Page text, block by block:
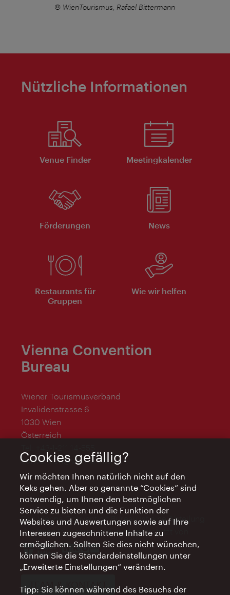
© WienTourismus, Rafael Bittermann
Nützliche Informationen
Venue Finder Meeting­kalender
Förderungen News
Restaurants für
Gruppen
Wie wir helfen
Vienna Convention
Bureau
Wiener Tourismusverband
Invalidenstrasse 6
1030 Wien
Österreich
convention@vienna.info
Das Vienna Convention Bureau ist eine Abteilung
des WienTourismus und wird unterstützt von
TEAM & KONTAKT
Cookies gefällig?
Wir möchten Ihnen natürlich nicht auf den
Keks gehen. Aber so genannte “Cookies” sind
notwendig, um Ihnen den bestmöglichen
Service zu bieten und die Funktion der
Websites und Auswertungen sowie auf Ihre
Interessen zugeschnittene Inhalte zu
ermöglichen. Sollten Sie dies nicht wünschen,
können Sie die Standardeinstellungen unter
„Erweiterte Einstellungen“ verändern.
Tipp: Sie können während des Besuchs der